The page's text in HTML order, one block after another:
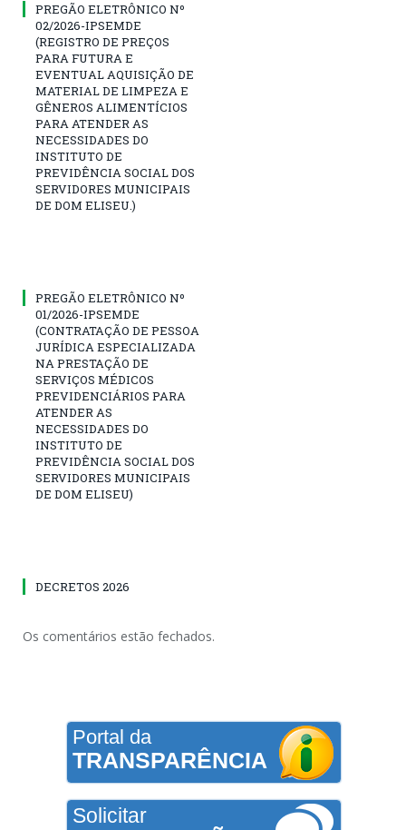
PREGÃO ELETRÔNICO Nº
02/2026-IPSEMDE
(REGISTRO DE PREÇOS
PARA FUTURA E
EVENTUAL AQUISIÇÃO DE
MATERIAL DE LIMPEZA E
GÊNEROS ALIMENTÍCIOS
PARA ATENDER AS
NECESSIDADES DO
INSTITUTO DE
PREVIDÊNCIA SOCIAL DOS
SERVIDORES MUNICIPAIS
DE DOM ELISEU.)
PREGÃO ELETRÔNICO Nº
01/2026-IPSEMDE
(CONTRATAÇÃO DE PESSOA
JURÍDICA ESPECIALIZADA
NA PRESTAÇÃO DE
SERVIÇOS MÉDICOS
PREVIDENCIÁRIOS PARA
ATENDER AS
NECESSIDADES DO
INSTITUTO DE
PREVIDÊNCIA SOCIAL DOS
SERVIDORES MUNICIPAIS
DE DOM ELISEU)
DECRETOS 2026
Os comentários estão fechados.
Portal da
TRANSPARÊNCIA
Solicitar